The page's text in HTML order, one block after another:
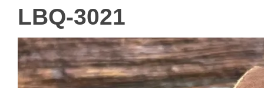
LBQ-3021